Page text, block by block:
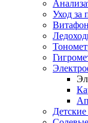
Уход за
Витафон